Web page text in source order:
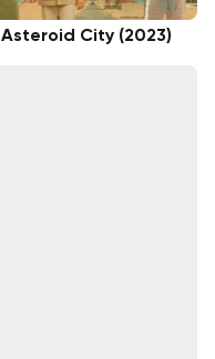
Asteroid City (2023)